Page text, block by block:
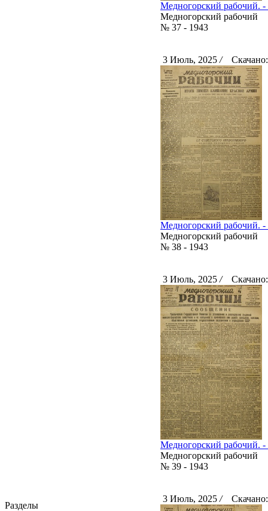
Разделы
Медногорский рабочий.
Медногорский рабочий
№ 37 - 1943
3 Июль, 2025 /
Медногорский рабочий.
Медногорский рабочий
№ 38 - 1943
3 Июль, 2025 /
Медногорский рабочий.
Медногорский рабочий
№ 39 - 1943
3 Июль, 2025 /